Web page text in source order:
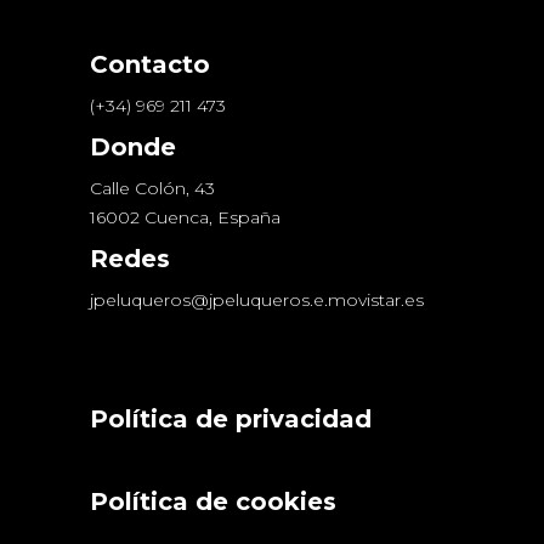
Contacto
(+34) 969 211 473
Donde
Calle Colón, 43
16002 Cuenca, España
Redes
jpeluqueros@jpeluqueros.e.movistar.es
Política de privacidad
Política de cookies